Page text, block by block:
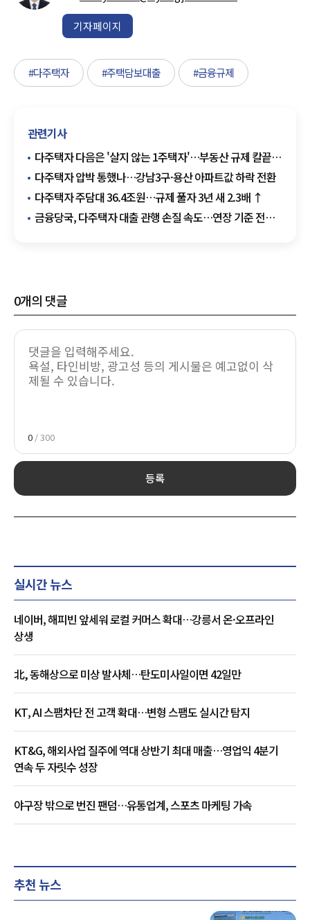
기자페이지
#다주택자 #주택담보대출 #금융규제
관련기사
다주택자 다음은 '살지 않는 1주택자'…부동산 규제 칼끝
넓어진다
다주택자 압박 통했나…강남3구·용산 아파트값 하락 전환
다주택자 주담대 36.4조원…규제 풀자 3년 새 2.3배 ↑
금융당국, 다주택자 대출 관행 손질 속도…연장 기준 전면
0개의 댓글
0 / 300
등록
실시간 뉴스
네이버, 해피빈 앞세워 로컬 커머스 확대…강릉서 온·오프라인
상생
北, 동해상으로 미상 발사체…탄도미사일이면 42일만
KT, AI 스팸차단 전 고객 확대…변형 스팸도 실시간 탐지
KT&G, 해외사업 질주에 역대 상반기 최대 매출…영업익 4분기
연속 두 자릿수 성장
야구장 밖으로 번진 팬덤…유통업계, 스포츠 마케팅 가속
추천 뉴스